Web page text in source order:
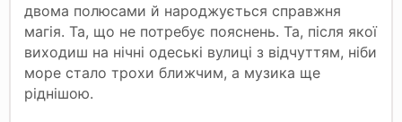
двома полюсами й народжується справжня
магія. Та, що не потребує пояснень. Та, після якої
виходиш на нічні одеські вулиці з відчуттям, ніби
море стало трохи ближчим, а музика ще
ріднішою.